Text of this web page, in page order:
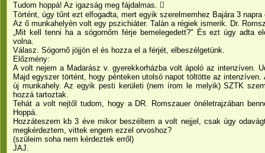
Tudom hoppá! Az igazság meg fájdalmas. 
Történt, úgy tűnt ezt elfogadta, mert egyik szerelmemhez Bajára 3 napra
Az ő munkahelyén volt egy pszichiáter. Talán a régiek ismerik. Dr.
„Mit kell tenni ha a sógornőm férje bemelegedett?" És ezt úgy adta
volna.
Válasz. Sógornő jöjjön el és hozza el a férjét, elbeszélgetünk.
Előzmény:
A volt nejem a Madarász v. gyerekkorházba volt ápoló az intenzíven.
Majd egyszer történt, hogy pénteken utolsó napot töltötte az intenzíven.
új munkahely. Az egyik pesti kerületi (nem írom le melyik) SZTK
hozzá tartoztak.
Tehát a volt nejtől tudom, hogy a DR. Romszauer önéletrajzában
Hoppá.
Hozzáteszem kb 3 éve mikor beszéltem a volt nejjel, csak úgy
megkérdeztem, vittek engem ezzel orvoshoz?
(szüleim soha nem kérdeztek erről)
JAJ.